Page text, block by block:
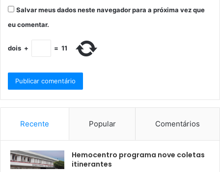
Salvar meus dados neste navegador para a próxima vez que
eu comentar.
dois + = 11
Recente Popular Comentários
Hemocentro programa nove coletas
itinerantes